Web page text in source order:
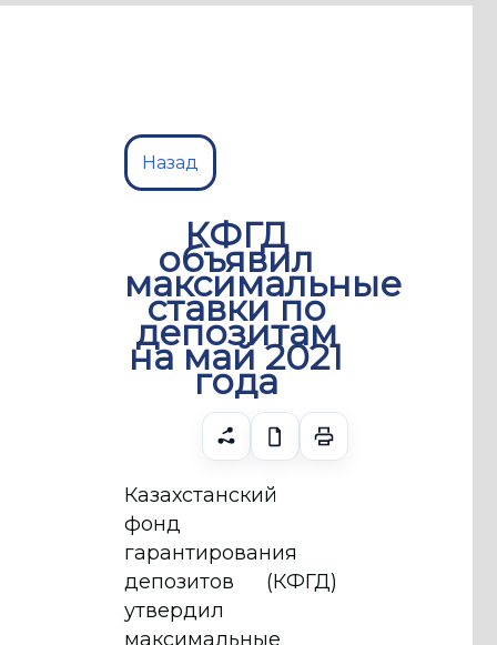
Назад
КФГД
объявил
максимальные
ставки по
депозитам
на май 2021
года
Казахстанский
фонд
гарантирования
депозитов (КФГД)
утвердил
максимальные